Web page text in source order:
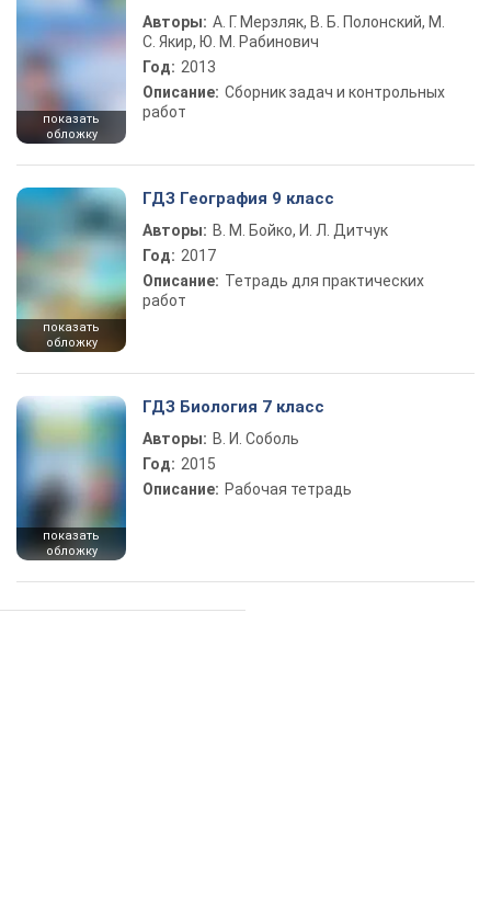
показать
обложку
Авторы: А. Г. Мерзляк, В. Б. Полонский, М.
С. Якир, Ю. М. Рабинович
Год: 2013
Описание: Сборник задач и контрольных
работ
показать
обложку
ГДЗ География 9 класс
Авторы: В. М. Бойко, И. Л. Дитчук
Год: 2017
Описание: Тетрадь для практических
работ
показать
обложку
ГДЗ Биология 7 класс
Авторы: В. И. Соболь
Год: 2015
Описание: Рабочая тетрадь